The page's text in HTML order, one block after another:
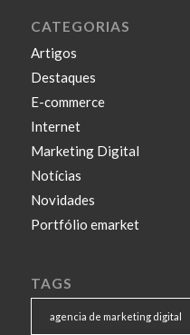
CATEGORIAS
Artigos
Destaques
E-commerce
Internet
Marketing Digital
Notícias
Novidades
Portfólio emarket
TAGS
agencia de marketing digital